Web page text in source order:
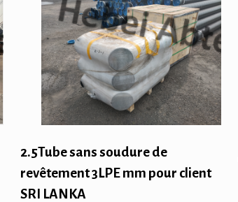
2.5Tube sans soudure de
revêtement 3LPE mm pour client
SRI LANKA